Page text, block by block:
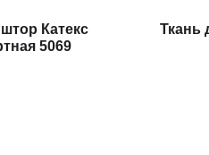
Катекс
5069
Ткань